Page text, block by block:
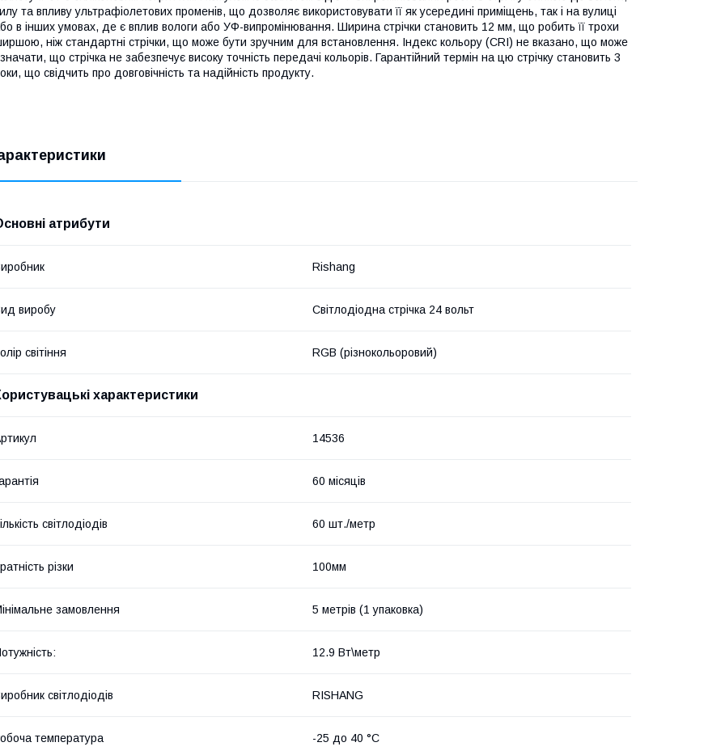
та впливу ультрафіолетових променів, що дозволяє використовувати її як усередині приміщень, так і на вулиці
в інших умовах, де є вплив вологи або УФ-випромінювання. Ширина стрічки становить 12 мм, що робить її трохи
ніж стандартні стрічки, що може бути зручним для встановлення. Індекс кольору (CRI) не вказано, що може
що стрічка не забезпечує високу точність передачі кольорів. Гарантійний термін на цю стрічку становить 3
що свідчить про довговічність та надійність продукту.
атрибути
Rishang
виробу Світлодіодна стрічка 24 вольт
світіння RGB (різнокольоровий)
характеристики
14536
60 місяців
світлодіодів 60 шт./метр
різки 100мм
замовлення 5 метрів (1 упаковка)
12.9 Вт\метр
світлодіодів RISHANG
температура -25 до 40 °C